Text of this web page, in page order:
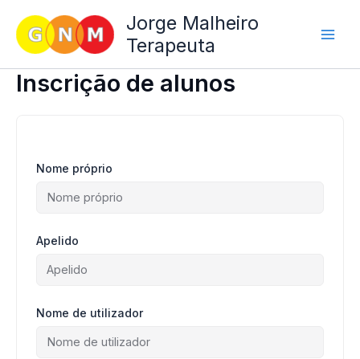
content
Jorge Malheiro
Terapeuta
Inscrição de alunos
Nome próprio
Apelido
Nome de utilizador